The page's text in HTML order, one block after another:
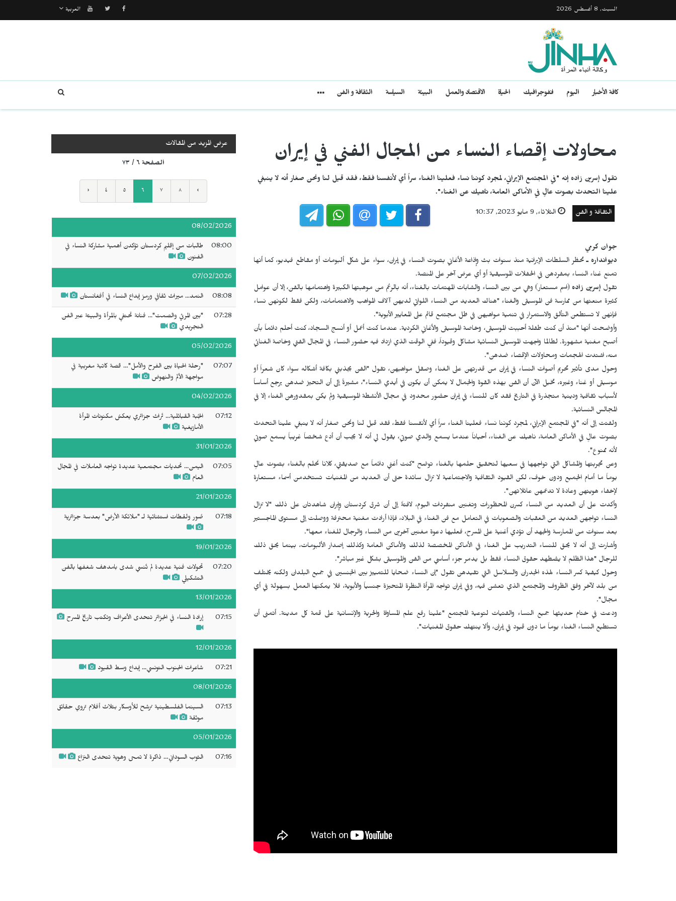
السبت, 8 أغسطس 2026 العربية
كافة الأخبار اليوم انفوجرافيك الحياة الاقتصاد والعمل البيئة السياسة الثقافة و الفن
محاولات إقصاء النساء من المجال الفني في إيران
تقول إسرين زاده إنه "في المجتمع الإيراني، لمجرد كوننا نساء فعلينا الغناء سراً أي لأنفسنا فقط، فقد قيل لنا ونحن صغار أنه لا ينبغي
علينا التحدث بصوت عالٍ في الأماكن العامة، ناهيك عن الغناء".
الثقافة و الفن الثلاثاء, 9 مايو 2023, 10:37
جوان كرمي
ديوانداره ـ تحظر السلطات الإيرانية منذ سنوات بث وإذاعة الأغاني بصوت النساء في إيران، سواء على شكل ألبومات أو مقاطع فيديو، كما أنها
تمنع غناء النساء بمفردهن في الحفلات الموسيقية أو أي عرض آخر على المنصة.
تقول إسرين زاده (اسم مستعار) وهي من بين النساء والشابات المهتمات بالغناء، أنه بالرغم من موهبتها الكبيرة واهتمامها بالفن، إلا أن عوامل
كثيرة منعتها من ممارسة فن الموسيقى والغناء "هناك العديد من النساء اللواتي لديهن آلاف المواهب والاهتمامات، ولكن فقط لكونهن نساء
فإنهن لا تستطعن التألق والاستمرار في تنمية مواهبهن في ظل مجتمع قائم على المعايير الأبوية".
وأوضحت أنها "منذ أن كنت طفلة أحببت الموسيقى، وخاصة الموسيقى والأغاني الكردية. عندما كنت أعمل أو أنسج السجاد، كنت أحلم دائماً بأن
أصبح مغنية مشهورة. لطالما واجهت الموسيقى النسائية مشاكل وقيوداً، ففي الوقت الذي ازداد فيه حضور النساء في المجال الفني وخاصة الغنائي
منه، اشتدت الهجمات ومحاولات الإقصاء ضدهن".
وحول مدى تأثير تحريم أصوات النساء في إيران من قدرتهن على الغناء وصقل مواهبهن، تقول "الفن يجذبني بكافة أشكاله سواء كان شعراً أو
موسيقى أو غناء وغيره، تخيل الآن أن الفن بهذه القوة والجمال لا يمكن أن يكون في أيدي النساء"، مشيرةً إلى أن التحيز ضدهن يرجع أساساً
لأسباب ثقافية ودينية متجذرة في التاريخ فقد كان للنساء في إيران حضور محدود في مجال الأنشطة الموسيقية ولم يكن بمقدورهن الغناء إلا في
المجالس النسائية.
ولفتت إلى أنه "في المجتمع الإيراني، لمجرد كوننا نساء فعلينا الغناء سراً أي لأنفسنا فقط، فقد قيل لنا ونحن صغار أنه لا ينبغي علينا التحدث
بصوت عالٍ في الأماكن العامة، ناهيك عن الغناء، أحياناً عندما يسمع والدي صوتي، يقول لي أنه لا يجب أن أدع شخصاً غريباً يسمع صوتي
لأنه ممنوع".
وعن تجربتها والمشاكل التي تواجهها في سعيها لتحقيق حلمها بالغناء توضح "كنت أغني دائماً مع صديقتي، كلانا نحلم بالغناء بصوت عالٍ
يوماً ما أمام الجميع ودون خوف، لكن القيود الثقافية والاجتماعية لا تزال سائدة حتى أن العديد من المغنيات تستخدمن أسماء مستعارة
لإخفاء هويتهن وعادة لا تدعمهن عائلاتهن".
وأكدت على أن العديد من النساء كسرن المحظورات وتغنين منفردات اليوم، لافتةً إلى أن شرق كردستان وإيران شاهدتان على ذلك "لا تزال
النساء تواجهن العديد من العقبات والصعوبات في التعامل مع فن الغناء في البلاد، فإذا أرادت مغنية محترفة ووصلت إلى مستوى الماجستير
بعد سنوات من الممارسة والجهد أن تؤدي أغنية على المسرح، فعليها دعوة مغنين آخرين من النساء والرجال للغناء معها".
وأشارت إلى أنه لا يحق للنساء التدريب على الغناء في الأماكن المخصصة لذلك والأماكن العامة وكذلك إصدار الألبومات، بينما يحق ذلك
للرجال "هذا الظلم لا يضطهد حقوق النساء فقط بل يدمر جزء أساسي من الفن والموسيقى بشكل غير مباشر".
وحول كيفية كسر النساء لهذه الجدران والسلاسل التي تقيدهن تقول "إن النساء ضحايا للتمييز بين الجنسين في جميع البلدان ولكنه يختلف
من بلد لآخر وفق الظروف والمجتمع الذي تعشن فيه، وفي إيران تواجه المرأة النظرة المتحيزة جنسياً والأبوية، فلا يمكنها العمل بسهولة في أي
مجال".
ودعت في ختام حديثها جميع النساء والفتيات لتوعية المجتمع "علينا رفع علم المساواة والحرية والإنسانية على قمة كل مدينة. أتمنى أن
تستطيع النساء الغناء يوماً ما دون قيود في إيران، وألا ينتهك حقوق المغنيات".
عرض المزيد من المقالات
الصفحة ٦ / ٧٣
‹ ٤ ٥ ٦ ٧ ٨ ›
08/02/2026
08:00
طالبات من إقليم كردستان تؤكدن أهمية مشاركة النساء في
الفنون
07/02/2026
08:08 النمد... ميراث ثقافي ورمز إبداع النساء في أفغانستان
07:28
"بين المرئي والصمت"... فنانة تحتفي بالمرأة والبيئة عبر الفن
التجريدي
05/02/2026
07:07
"رحلة الحياة بين الفرح والأمل"… قصة كاتبة مغربية في
مواجهة الألم والنهوض
04/02/2026
07:12
الجُبة القبائلية... تُراث جزائري يعكسُ مكنونات المرأة
الأمازيغية
31/01/2026
07:05
اليمن... تحديات مجتمعية عديدة تواجه العاملات في المجال
العام
21/01/2026
07:18 صُور ولقطات استثنائية لـ "ملائكة الأرض" بعدسة جزائرية
19/01/2026
07:20
تحولات فنية عديدة لم تُنسي شدى بامدهف شغفها بالفن
التشكيلي
13/01/2026
07:15 إرادة النساء في الجزائر تتحدى الأعراف وتكتب تاريخ المسرح
12/01/2026
07:21 شاعرات الجنوب التونسي... إبداع وسط القيود
08/01/2026
07:13
السينما الفلسطينية ترشح للأوسكار بثلاث أفلام تروي حقائق
موثقة
05/01/2026
07:16 الثوب السوداني… ذاكرة لا تمحى وهوية تتحدى النزاع